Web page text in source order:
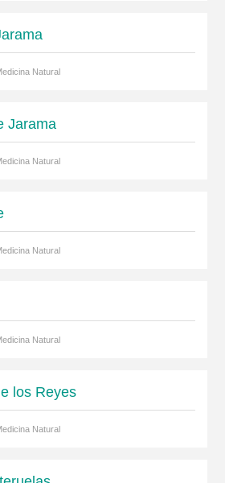
Natural
Jarama
Natural
Natural
Natural
los Reyes
Natural